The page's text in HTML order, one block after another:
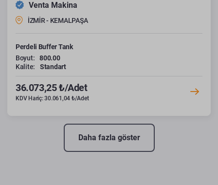
Venta Makina
İZMİR - KEMALPAŞA
Perdeli Buffer Tank
Boyut:
800.00
Kalite:
Standart
36.073,25 ₺/Adet
KDV Hariç: 30.061,04 ₺/Adet
Daha fazla göster